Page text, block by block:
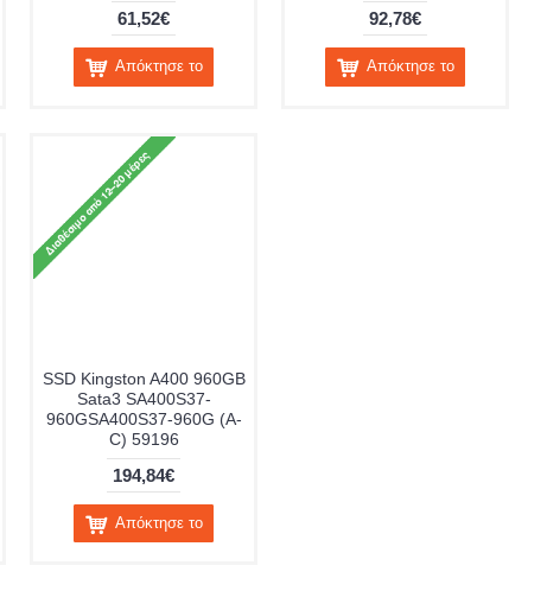
61,52€
Απόκτησε το
92,78€
Απόκτησε το
SSD Kingston A400 960GB
Sata3 SA400S37-
960GSA400S37-960G (A-
C) 59196
194,84€
Απόκτησε το